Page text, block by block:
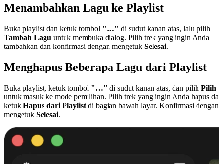
Menambahkan Lagu ke Playlist
Buka playlist dan ketuk tombol "…" di sudut kanan atas, lalu pilih
Tambah Lagu untuk membuka dialog. Pilih trek yang ingin Anda
tambahkan dan konfirmasi dengan mengetuk Selesai.
Menghapus Beberapa Lagu dari Playlist
Buka playlist, ketuk tombol "…" di sudut kanan atas, dan pilih Pilih
untuk masuk ke mode pemilihan. Pilih trek yang ingin Anda hapus
ketuk Hapus dari Playlist di bagian bawah layar. Konfirmasi dengan
mengetuk Selesai.